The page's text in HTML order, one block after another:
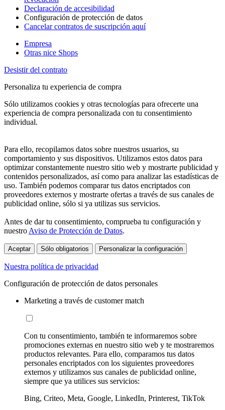
Declaración de accesibilidad
Configuración de protección de datos
Cancelar contratos de suscripción aquí
Empresa
Otras nice Shops
Desistir del contrato
Personaliza tu experiencia de compra
Sólo utilizamos cookies y otras tecnologías para ofrecerte una
experiencia de compra personalizada con tu consentimiento
individual.
Para ello, recopilamos datos sobre nuestros usuarios, su
comportamiento y sus dispositivos. Utilizamos estos datos para
optimizar constantemente nuestro sitio web y mostrarte publicidad y
contenidos personalizados, así como para analizar las estadísticas de
uso. También podemos comparar tus datos encriptados con
proveedores externos y mostrarte ofertas a través de sus canales de
publicidad online, sólo si ya utilizas sus servicios.
Antes de dar tu consentimiento, comprueba tu configuración y
nuestro Aviso de Protección de Datos.
Aceptar Sólo obligatorios Personalizar la configuración
Nuestra política de privacidad
Configuración de protección de datos personales
Marketing a través de customer match
Con tu consentimiento, también te informaremos sobre
promociones externas en nuestro sitio web y te mostraremos
productos relevantes. Para ello, comparamos tus datos
personales encriptados con los siguientes proveedores
externos y utilizamos sus canales de publicidad online,
siempre que ya utilices sus servicios:
Bing, Criteo, Meta, Google, LinkedIn, Printerest, TikTok